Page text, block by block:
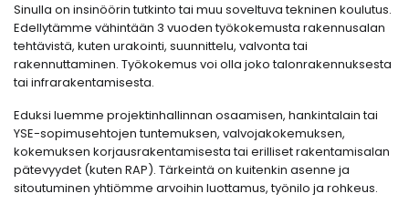
Sinulla on insinöörin tutkinto tai muu soveltuva tekninen koulutus.
Edellytämme vähintään 3 vuoden työkokemusta rakennusalan
tehtävistä, kuten urakointi, suunnittelu, valvonta tai
rakennuttaminen. Työkokemus voi olla joko talonrakennuksesta
tai infrarakentamisesta.
Eduksi luemme projektinhallinnan osaamisen, hankintalain tai
YSE-sopimusehtojen tuntemuksen, valvojakokemuksen,
kokemuksen korjausrakentamisesta tai erilliset rakentamisalan
pätevyydet (kuten RAP). Tärkeintä on kuitenkin asenne ja
sitoutuminen yhtiömme arvoihin luottamus, työnilo ja rohkeus.